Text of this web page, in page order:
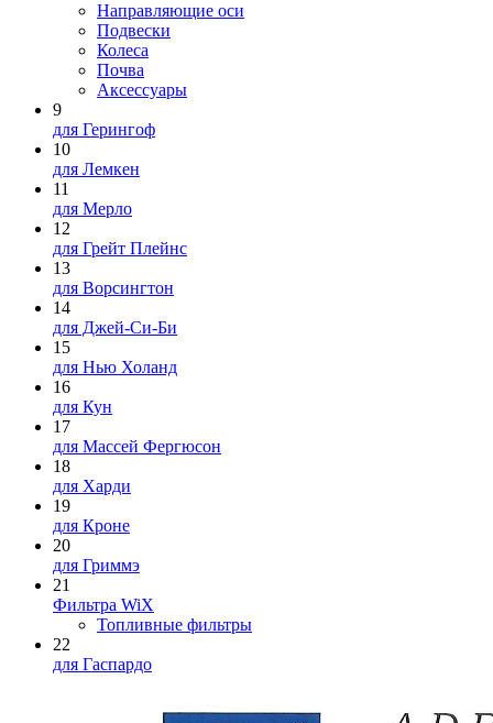
Направляющие оси
Подвески
Колеса
Почва
Аксессуары
9
для Герингоф
10
для Лемкен
11
для Мерло
12
для Грейт Плейнс
13
для Ворсингтон
14
для Джей-Си-Би
15
для Нью Холанд
16
для Кун
17
для Массей Фергюсон
18
для Харди
19
для Кроне
20
для Гриммэ
21
Фильтра WiX
Топливные фильтры
22
для Гаспардо